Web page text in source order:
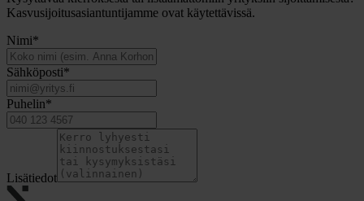
Kasvusijoitusasiantuntijamme ovat käytettävissä.
Nimi*
Sähköposti*
Puhelin*
Lisätiedot